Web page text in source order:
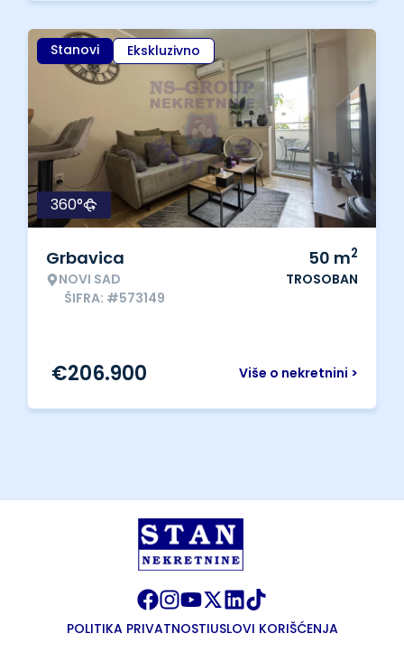
Stanovi Ekskluzivno
360°
Grbavica
NOVI SAD
ŠIFRA: #573149
50 m2
TROSOBAN
Više o nekretnini >
€206.900
POLITIKA PRIVATNOSTIUSLOVI KORIŠĆENJA